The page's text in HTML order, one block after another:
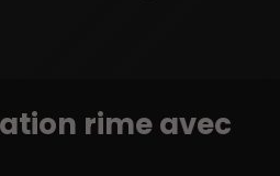
rime avec